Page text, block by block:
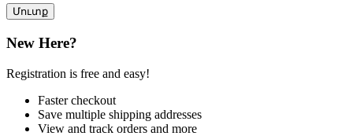
Մուտք
New Here?
Registration is free and easy!
Faster checkout
Save multiple shipping addresses
View and track orders and more